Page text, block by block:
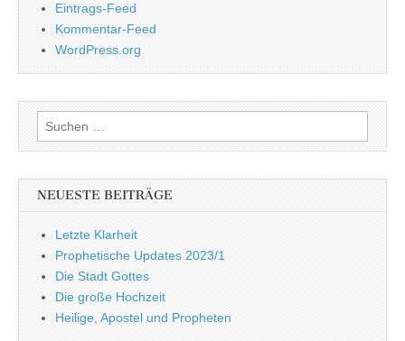
Eintrags-Feed
Kommentar-Feed
WordPress.org
Suchen
nach:
NEUESTE BEITRÄGE
Letzte Klarheit
Prophetische Updates 2023/1
Die Stadt Gottes
Die große Hochzeit
Heilige, Apostel und Propheten